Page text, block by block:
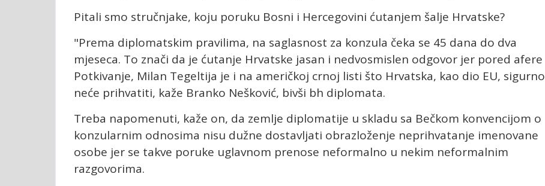
Pitali smo stručnjake, koju poruku Bosni i Hercegovini ćutanjem šalje Hrvatske?
"Prema diplomatskim pravilima, na saglasnost za konzula čeka se 45 dana do dva
mjeseca. To znači da je ćutanje Hrvatske jasan i nedvosmislen odgovor jer pored afere
Potkivanje, Milan Tegeltija je i na američkoj crnoj listi što Hrvatska, kao dio EU, sigurno
neće prihvatiti, kaže Branko Nešković, bivši bh diplomata.
Treba napomenuti, kaže on, da zemlje diplomatije u skladu sa Bečkom konvencijom o
konzularnim odnosima nisu dužne dostavljati obrazloženje neprihvatanje imenovane
osobe jer se takve poruke uglavnom prenose neformalno u nekim neformalnim
razgovorima.